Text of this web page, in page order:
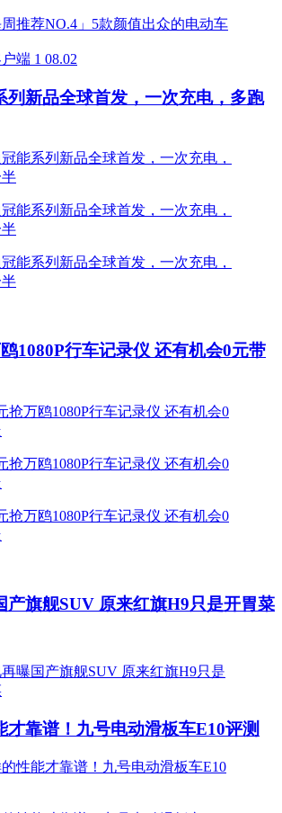
端 1 08.02
列新品全球首发，一次充电，多跑
1080P行车记录仪 还有机会0元带
产旗舰SUV 原来红旗H9只是开胃菜
才靠谱！九号电动滑板车E10评测